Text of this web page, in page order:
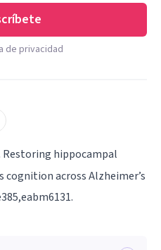
de privacidad
Restoring hippocampal
across Alzheimer’s